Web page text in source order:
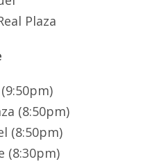
Plaza
(8:50pm)
(8:50pm)
(8:30pm)